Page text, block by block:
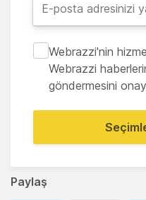
Paylaş
Webrazzi'nin
Webrazzi
göndermesini